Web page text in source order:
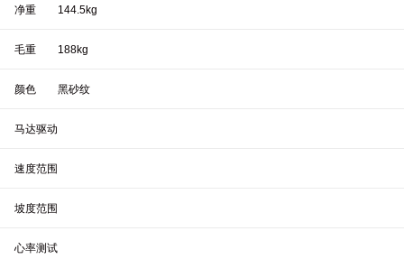
净重 144.5kg
毛重 188kg
颜色 黑砂纹
马达驱动
速度范围
坡度范围
心率测试